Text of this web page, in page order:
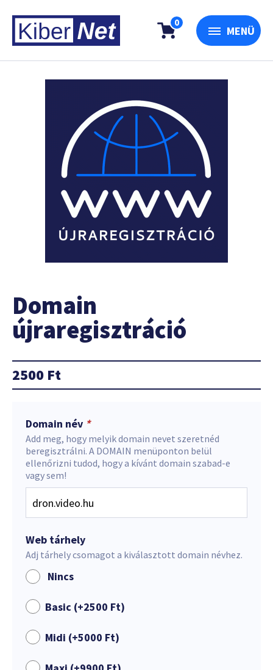
0
MENÜ
Domain
újraregisztráció
2500 Ft
Domain név *
Add meg, hogy melyik domain nevet szeretnéd
beregisztrálni. A DOMAIN menüponton belül
ellenőrizni tudod, hogy a kívánt domain szabad-e
vagy sem!
Web tárhely
Adj tárhely csomagot a kiválasztott domain névhez.
Nincs
Basic (+2500 Ft)
Midi (+5000 Ft)